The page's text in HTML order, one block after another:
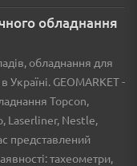
обладнання
обладнання для
Україні. GEOMARKET -
Topcon,
Laserliner, Nestle,
представлений
тахеометри,